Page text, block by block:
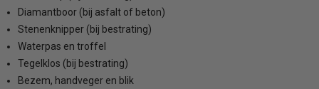
Diamantboor (bij asfalt of beton)
Stenenknipper (bij bestrating)
Waterpas en troffel
Tegelklos (bij bestrating)
Bezem, handveger en blik